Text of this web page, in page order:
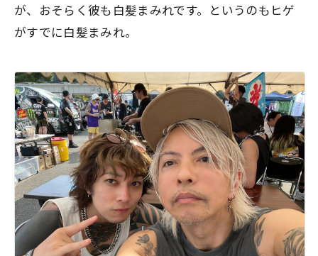
が、おそらく彼も白髪まみれです。というのもヒゲ
がすでに白髪まみれ。